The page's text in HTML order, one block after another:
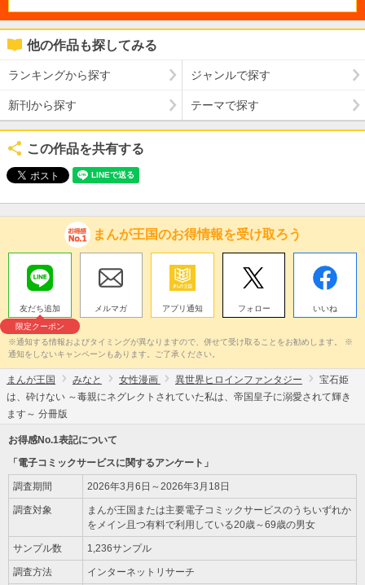
他の作品も探してみる
ランキングから探す ジャンルで探す
新刊から探す テーマで探す
この作品を共有する
まんが王国のお得情報を受け取ろう
友だち追加
限定クーポン
メルマガ アプリ通知 フォロー いいね
※通知する情報およびタイミングが異なりますので、併せて受け取ることをお勧めします。 ※
通知をしないキャンペーンもあります。ご了承ください。
まんが王国 みなと 女性漫画 異世界ヒロインファンタジー
宝石姫
は、砕けない ～毒親にネグレクトされていた私は、帝国皇子に溺愛されて輝き
ます～ 分冊版
お得感No.1表記について
「電子コミックサービスに関するアンケート」
調査期間 2026年3月6日～2026年3月18日
調査対象
まんが王国または主要電子コミックサービスのうちいずれか
をメイン且つ有料で利用している20歳～69歳の男女
サンプル数 1,236サンプル
調査方法 インターネットリサーチ